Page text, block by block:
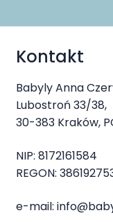
Kontakt
Babyly Anna
Lubostroń 33/38,
30-383 Kraków,
NIP: 8172161584
REGON:
e-mail: